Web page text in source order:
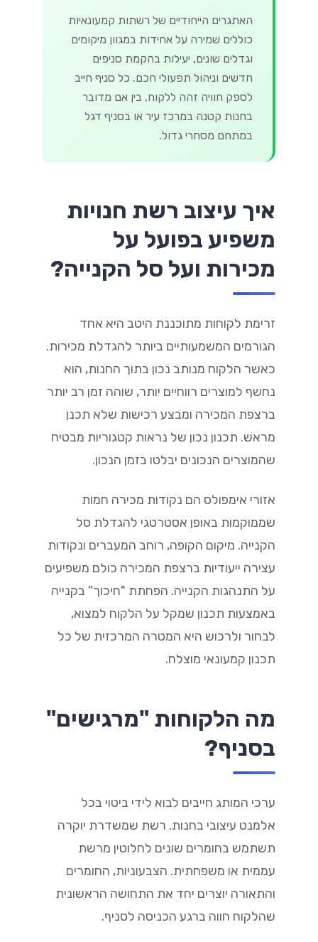
האתגרים הייחודיים של רשתות קמעונאיות
כוללים שמירה על אחידות במגוון מיקומים
וגדלים שונים, יעילות בהקמת סניפים
חדשים וניהול תפעולי חכם. כל סניף חייב
לספק חוויה זהה ללקוח, בין אם מדובר
בחנות קטנה במרכז עיר או בסניף דגל
במתחם מסחרי גדול.
איך עיצוב רשת חנויות
משפיע בפועל על
מכירות ועל סל הקנייה?
זרימת לקוחות מתוכננת היטב היא אחד
הגורמים המשמעותיים ביותר להגדלת מכירות.
כאשר הלקוח מנותב נכון בתוך החנות, הוא
נחשף למוצרים רווחיים יותר, שוהה זמן רב יותר
ברצפת המכירה ומבצע רכישות שלא תכנן
מראש. תכנון נכון של נראות קטגוריות מבטיח
שהמוצרים הנכונים יבלטו בזמן הנכון.
אזורי אימפולס הם נקודות מכירה חמות
שממוקמות באופן אסטרטגי להגדלת סל
הקנייה. מיקום הקופה, רוחב המעברים ונקודות
עצירה ייעודיות ברצפת המכירה כולם משפיעים
על התנהגות הקנייה. הפחתת "חיכוך" בקנייה
באמצעות תכנון שמקל על הלקוח למצוא,
לבחור ולרכוש היא המטרה המרכזית של כל
תכנון קמעונאי מוצלח.
מה הלקוחות "מרגישים"
בסניף?
ערכי המותג חייבים לבוא לידי ביטוי בכל
אלמנט עיצובי בחנות. רשת שמשדרת יוקרה
תשתמש בחומרים שונים לחלוטין מרשת
עממית או משפחתית. הצבעוניות, החומרים
והתאורה יוצרים יחד את התחושה הראשונית
שהלקוח חווה ברגע הכניסה לסניף.